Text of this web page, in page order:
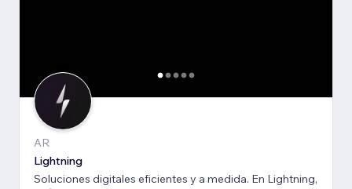
AR
Lightning
Soluciones digitales eficientes y a medida. En Lightning,